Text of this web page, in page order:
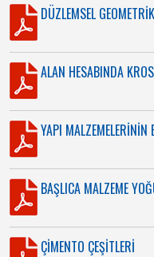
DÜZLEMSEL
ALAN HESABINDA
YAPI
BAŞLICA MALZEME
ÇİMENTO ÇEŞİTLERİ